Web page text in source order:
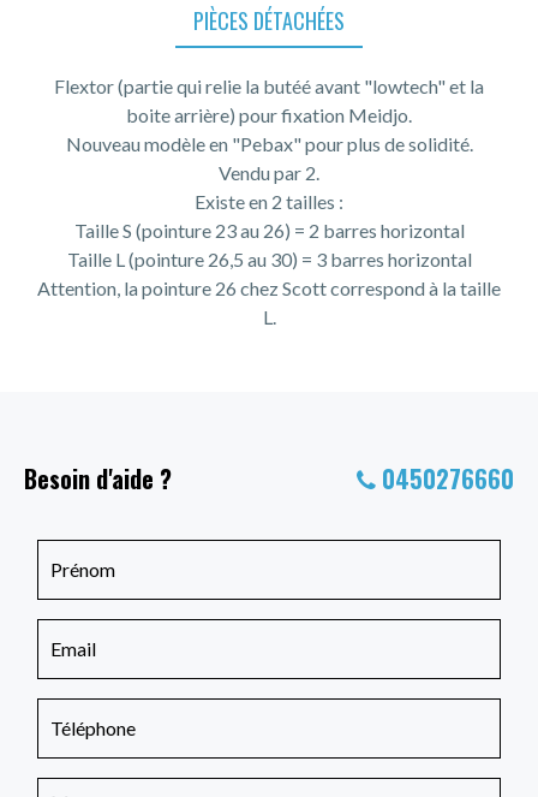
PIÈCES DÉTACHÉES
Flextor (partie qui relie la butéé avant "lowtech" et la
boite arrière) pour fixation Meidjo.
Nouveau modèle en "Pebax" pour plus de solidité.
Vendu par 2.
Existe en 2 tailles :
Taille S (pointure 23 au 26) = 2 barres horizontal
Taille L (pointure 26,5 au 30) = 3 barres horizontal
Attention, la pointure 26 chez Scott correspond à la taille
L.
Besoin d'aide ? 0450276660